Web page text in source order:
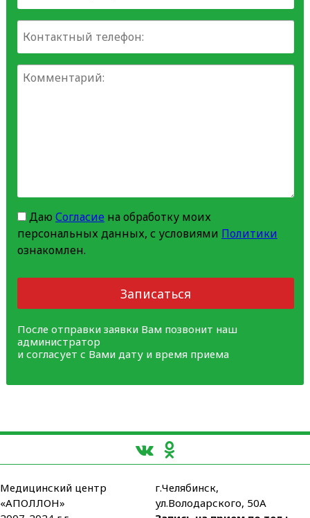
Даю Согласиена обработку моих
персональных данных, с условиями Политики
ознакомлен.
Записаться
После отправки заявки Вам позвонит наш
администратор
и согласует с Вами дату и время приема
Медицинский центр
«АПОЛЛОН»
г.Челябинск,
ул.Володарского, 50А